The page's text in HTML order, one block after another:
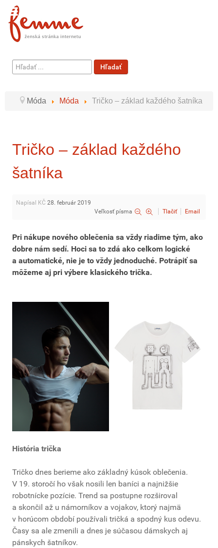
Hľadať
...
Hľadať
Móda Móda Tričko – základ každého šatníka
Tričko – základ každého
šatníka
Napísal KČ 28. február 2019
Veľkosť písma
Tlačiť Email
Pri nákupe nového oblečenia sa vždy riadime tým, ako
dobre nám sedí. Hoci sa to zdá ako celkom logické
a automatické, nie je to vždy jednoduché. Potrápiť sa
môžeme aj pri výbere klasického trička.
História trička
Tričko dnes berieme ako základný kúsok oblečenia.
V 19. storočí ho však nosili len baníci a najnižšie
robotnícke pozície. Trend sa postupne rozširoval
a skončil až u námorníkov a vojakov, ktorý najmä
v horúcom období používali tričká a spodný kus odevu.
Časy sa ale zmenili a dnes je súčasou dámskych aj
pánskych šatníkov.